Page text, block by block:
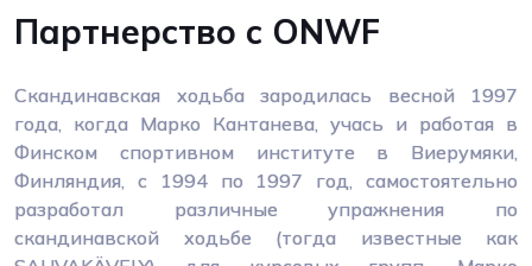
Партнерство с ONWF
Скандинавская ходьба зародилась весной 1997
года, когда Марко Кантанева, учась и работая в
Финском спортивном институте в Виерумяки,
Финляндия, с 1994 по 1997 год, самостоятельно
разработал различные упражнения по
скандинавской ходьбе (тогда известные как